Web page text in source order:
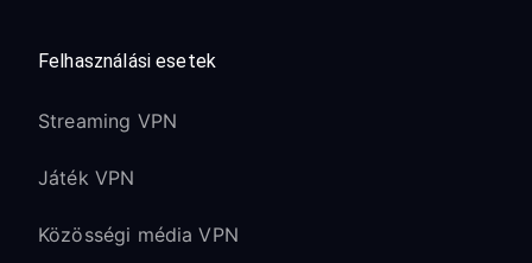
Felhasználási esetek
Streaming VPN
Játék VPN
Közösségi média VPN